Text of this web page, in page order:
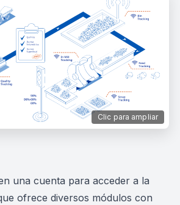
Clic para ampliar
una cuenta para acceder a la
ofrece diversos módulos con